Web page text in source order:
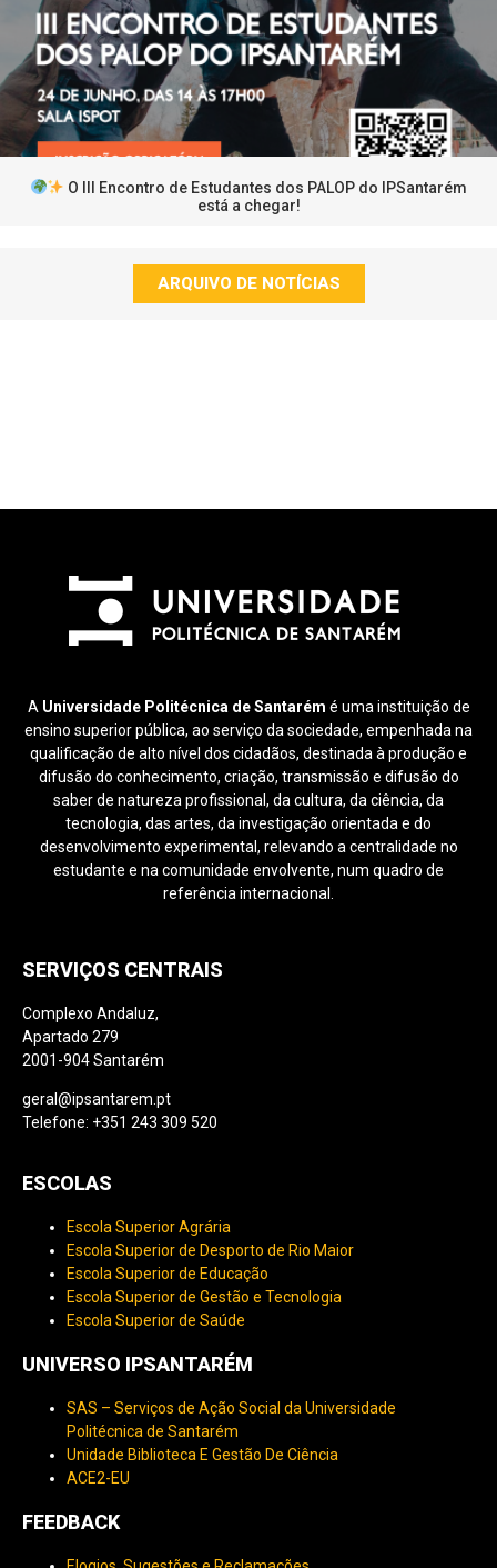
O III Encontro de Estudantes dos PALOP do IPSantarém
está a chegar!
ARQUIVO DE NOTÍCIAS
A Universidade Politécnica de Santarém é uma instituição de
ensino superior pública, ao serviço da sociedade, empenhada na
qualificação de alto nível dos cidadãos, destinada à produção e
difusão do conhecimento, criação, transmissão e difusão do
saber de natureza profissional, da cultura, da ciência, da
tecnologia, das artes, da investigação orientada e do
desenvolvimento experimental, relevando a centralidade no
estudante e na comunidade envolvente, num quadro de
referência internacional.
SERVIÇOS CENTRAIS
Complexo Andaluz,
Apartado 279
2001-904 Santarém
geral@ipsantarem.pt
Telefone: +351 243 309 520
ESCOLAS
Escola Superior Agrária
Escola Superior de Desporto de Rio Maior
Escola Superior de Educação
Escola Superior de Gestão e Tecnologia
Escola Superior de Saúde
UNIVERSO IPSANTARÉM
SAS – Serviços de Ação Social da Universidade
Politécnica de Santarém
Unidade Biblioteca E Gestão De Ciência
ACE2-EU
FEEDBACK